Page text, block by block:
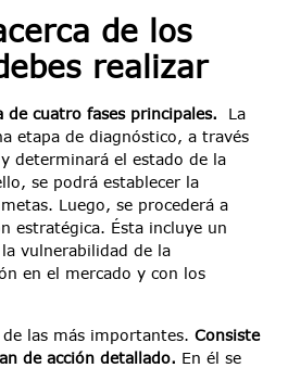
de los
realizar
de cuatro fases principales. La
etapa de diagnóstico, a través
determinará el estado de la
se podrá establecer la
Luego, se procederá a
estratégica. Ésta incluye un
vulnerabilidad de la
en el mercado y con los
de las más importantes.Consiste
de acción detallado. En él se